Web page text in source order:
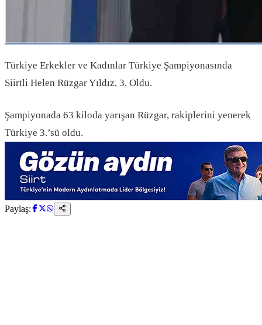
Türkiye Erkekler ve Kadınlar Türkiye Şampiyonasında
Siirtli Helen Rüzgar Yıldız, 3. Oldu.
Şampiyonada 63 kiloda yarışan Rüzgar, rakiplerini yenerek
Türkiye 3.’sü oldu.
Paylaş: